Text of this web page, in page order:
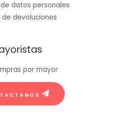
datos personales
devoluciones
por mayor